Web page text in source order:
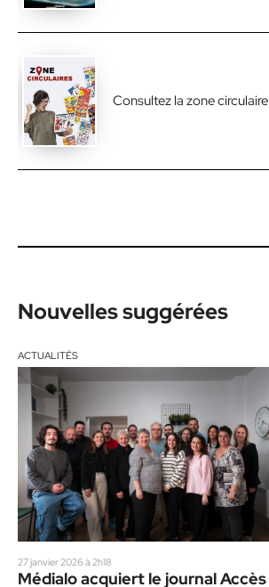
Consultez la zone circulaire
Nouvelles suggérées
ACTUALITÉS
27 janvier 2026 à 2h18
Médialo acquiert le journal Accès